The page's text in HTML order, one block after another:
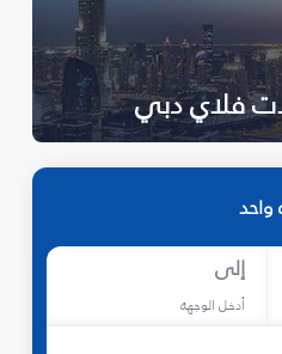
فلاي دبي
واحد
إلى
أدخل الوجهة